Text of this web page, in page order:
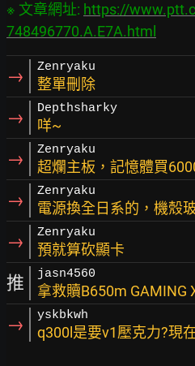
※ 文章網址: https://
748496770.A.E7A.html
→ Zenryaku
整單刪除
→ Depthsharky
咩~
→ Zenryaku
超爛主板，記憶體買
→ Zenryaku
電源換全日系的，機殼
→ Zenryaku
預就算砍顯卡
推 jasn4560
拿救贖B650m GAMING
→ yskbkwh
q300l是要v1壓克力?現